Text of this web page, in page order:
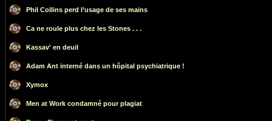
Phil Collins perd l’usage de ses mains
Ca ne roule plus chez les Stones . . .
Kassav' en deuil
Adam Ant interné dans un hôpital psychiatrique !
Xymox
Men at Work condamné pour plagiat